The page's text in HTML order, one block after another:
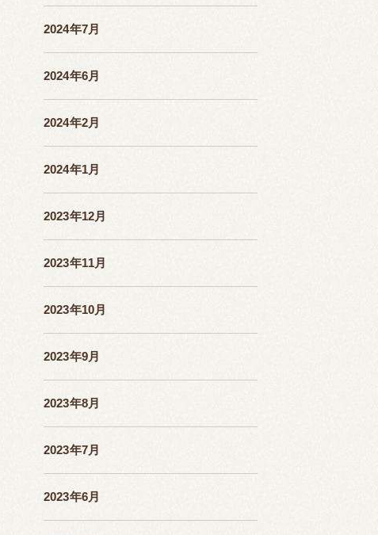
2024年7月
2024年6月
2024年2月
2024年1月
2023年12月
2023年11月
2023年10月
2023年9月
2023年8月
2023年7月
2023年6月